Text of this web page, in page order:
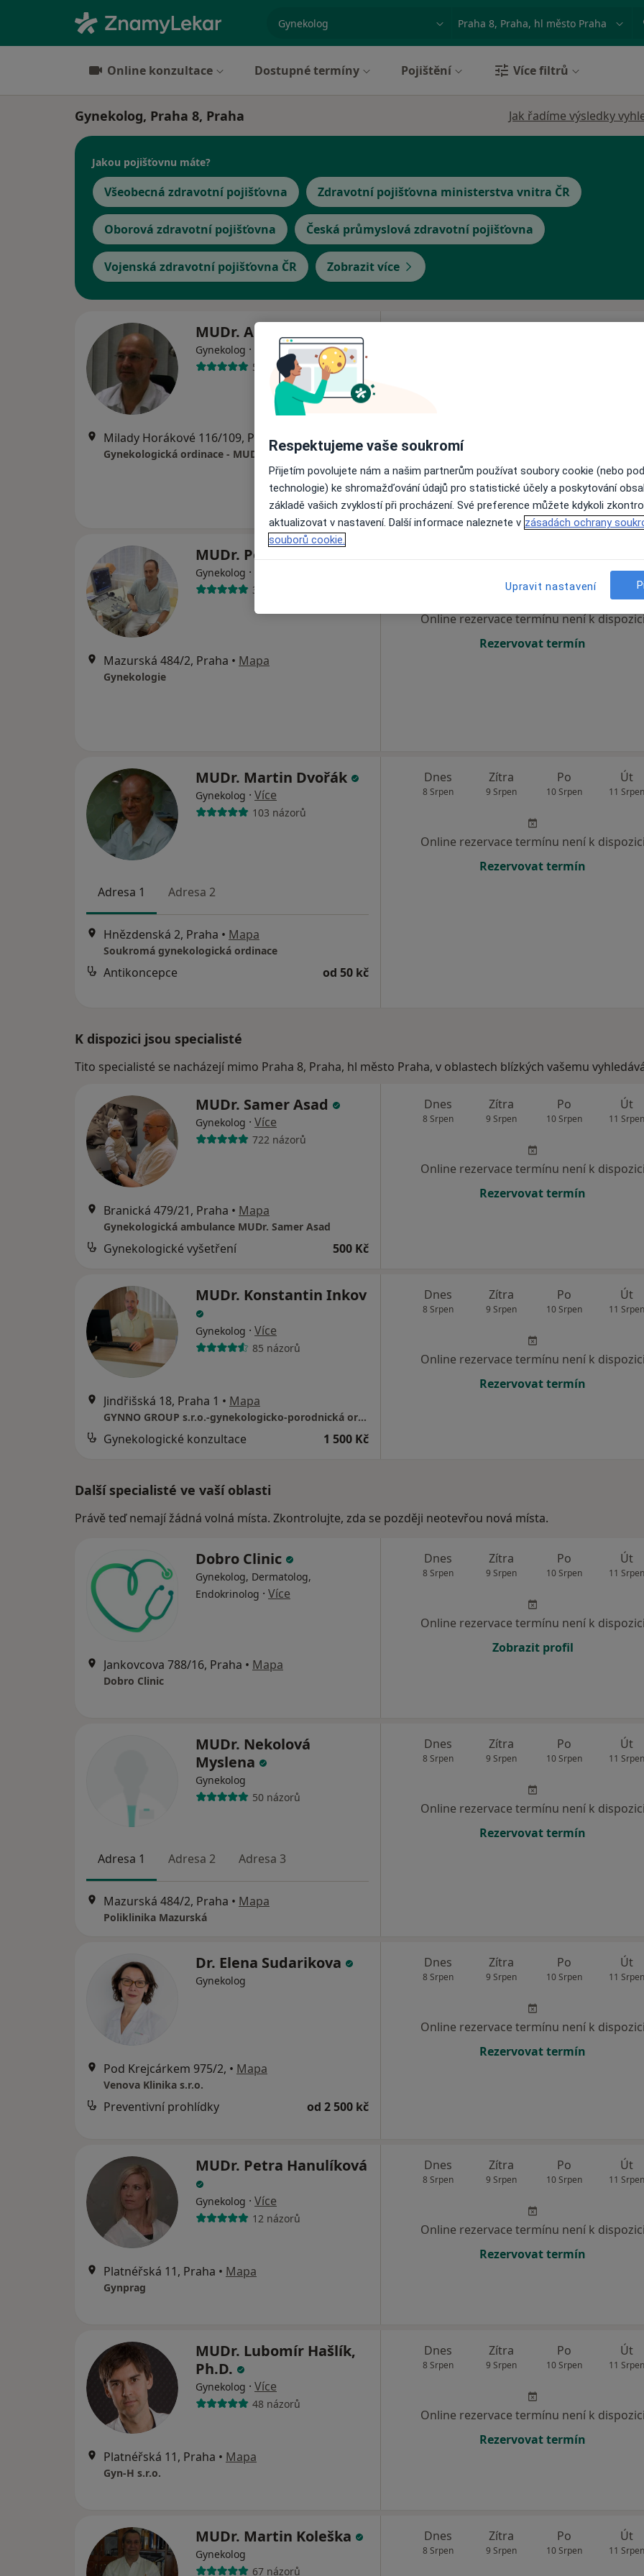
Město nebo region
Online konzultace Dostupné termíny Pojištění Více filtrů
Gynekolog, Praha 8, Praha Jak řadíme výsledky
Jakou pojišťovnu máte?
Všeobecná zdravotní pojišťovna Zdravotní pojišťovna ministerstva vnitra ČR
Oborová zdravotní pojišťovna Česká průmyslová zdravotní pojišťovna
Vojenská zdravotní pojišťovna ČR Zobrazit více
MUDr. Antonín Kaprál
Gynekolog ·
579 názorů
Milady Horákové 116/109, Praha Mapa
Gynekologická ordinace - MUDr. Antonín Kaprál
MUDr. Petr Holý
Gynekolog ·
340 názorů
Mazurská 484/2, Praha • Mapa
Gynekologie
11
Online rezervace termínu není k
Rezervovat termín
MUDr. Martin Dvořák
Gynekolog · Více
103 názorů
Adresa 1 Adresa 2
Hnězdenská 2, Praha • Mapa
Soukromá gynekologická ordinace
Antikoncepce od 50 kč
Dnes
8 Srpen
Zítra
9 Srpen
Po
10 Srpen
Út
11 Srpen
Online rezervace termínu není k dispozici
Rezervovat termín
K dispozici jsou specialisté
Tito specialisté se nacházejí mimo Praha 8, Praha, hl město Praha, v oblastech blízkých vašemu
MUDr. Samer Asad
Gynekolog · Více
722 názorů
Branická 479/21, Praha • Mapa
Gynekologická ambulance MUDr. Samer Asad
Gynekologické vyšetření 500 Kč
Dnes
8 Srpen
Zítra
9 Srpen
Po
10 Srpen
Út
11 Srpen
Online rezervace termínu není k dispozici
Rezervovat termín
MUDr. Konstantin Inkov
Gynekolog · Více
85 názorů
Jindřišská 18, Praha 1 • Mapa
GYNNO GROUP s.r.o.-gynekologicko-porodnická ordinace
Gynekologické konzultace 1 500 Kč
Dnes
8 Srpen
Zítra
9 Srpen
Po
10 Srpen
Út
11 Srpen
Online rezervace termínu není k dispozici
Rezervovat termín
Další specialisté ve vaší oblasti
Právě teď nemají žádná volná místa. Zkontrolujte, zda se později neotevřou nová místa.
Dobro Clinic
Gynekolog, Dermatolog,
Endokrinolog · Více
Jankovcova 788/16, Praha • Mapa
Dobro Clinic
Dnes
8 Srpen
Zítra
9 Srpen
Po
10 Srpen
Út
11 Srpen
Online rezervace termínu není k dispozici
Zobrazit profil
MUDr. Nekolová
Myslena
Gynekolog
50 názorů
Adresa 1 Adresa 2 Adresa 3
Mazurská 484/2, Praha • Mapa
Poliklinika Mazurská
Dnes
8 Srpen
Zítra
9 Srpen
Po
10 Srpen
Út
11 Srpen
Online rezervace termínu není k dispozici
Rezervovat termín
Dr. Elena Sudarikova
Gynekolog
Pod Krejcárkem 975/2, • Mapa
Venova Klinika s.r.o.
Preventivní prohlídky od 2 500 kč
Dnes
8 Srpen
Zítra
9 Srpen
Po
10 Srpen
Út
11 Srpen
Online rezervace termínu není k dispozici
Rezervovat termín
MUDr. Petra Hanulíková
Gynekolog · Více
12 názorů
Platnéřská 11, Praha • Mapa
Gynprag
Dnes
8 Srpen
Zítra
9 Srpen
Po
10 Srpen
Út
11 Srpen
Online rezervace termínu není k dispozici
Rezervovat termín
MUDr. Lubomír Hašlík,
Ph.D.
Gynekolog · Více
48 názorů
Platnéřská 11, Praha • Mapa
Gyn-H s.r.o.
Dnes
8 Srpen
Zítra
9 Srpen
Po
10 Srpen
Út
11 Srpen
Online rezervace termínu není k dispozici
Rezervovat termín
MUDr. Martin Koleška
Gynekolog
67 názorů
Dnes
8 Srpen
Zítra
9 Srpen
Po
10 Srpen
Út
11 Srpen
Respektujeme vaše soukromí
Přijetím povolujete nám a našim partnerům používat soubory cookie (nebo
technologie) ke shromažďování údajů pro statistické účely a poskytování
základě vašich zvyklostí při procházení. Své preference můžete kdykoli
aktualizovat v nastavení. Další informace naleznete v zásadách ochrany
souborů cookie.
Upravit nastavení